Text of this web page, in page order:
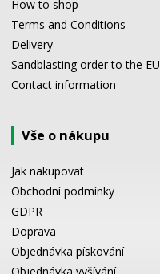
How to shop
Terms and Conditions
Delivery
Sandblasting order to the EU
Contact information
Vše o nákupu
Jak nakupovat
Obchodní podmínky
GDPR
Doprava
Objednávka pískování